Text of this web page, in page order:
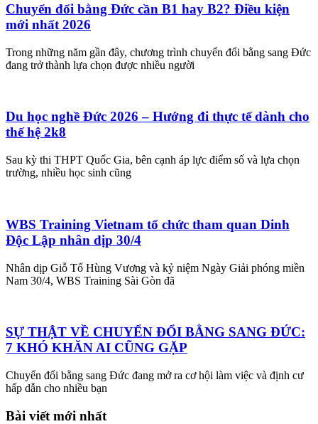
Chuyển đổi bằng Đức cần B1 hay B2? Điều kiện
mới nhất 2026
Trong những năm gần đây, chương trình chuyển đổi bằng sang Đức
đang trở thành lựa chọn được nhiều người
Du học nghề Đức 2026 – Hướng đi thực tế dành cho
thế hệ 2k8
Sau kỳ thi THPT Quốc Gia, bên cạnh áp lực điểm số và lựa chọn
trường, nhiều học sinh cũng
WBS Training Vietnam tổ chức tham quan Dinh
Độc Lập nhân dịp 30/4
Nhân dịp Giỗ Tổ Hùng Vương và kỷ niệm Ngày Giải phóng miền
Nam 30/4, WBS Training Sài Gòn đã
SỰ THẬT VỀ CHUYỂN ĐỔI BẰNG SANG ĐỨC:
7 KHÓ KHĂN AI CŨNG GẶP
Chuyển đổi bằng sang Đức đang mở ra cơ hội làm việc và định cư
hấp dẫn cho nhiều bạn
Bài viết mới nhất